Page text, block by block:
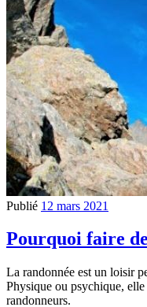
Publié 12 mars 2021
Pourquoi faire
La randonnée est un loisir
Physique ou psychique,
randonneurs.